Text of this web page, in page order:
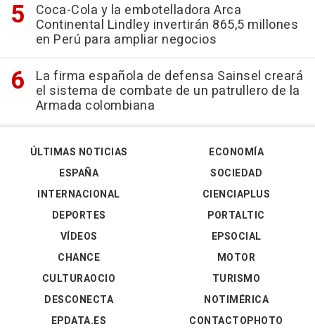
Coca-Cola y la embotelladora Arca
Continental Lindley invertirán 865,5 millones
en Perú para ampliar negocios
La firma española de defensa Sainsel creará
el sistema de combate de un patrullero de la
Armada colombiana
ÚLTIMAS NOTICIAS
ESPAÑA
INTERNACIONAL
DEPORTES
VÍDEOS
ECONOMÍA
SOCIEDAD
CIENCIAPLUS
PORTALTIC
EPSOCIAL
CHANCE
CULTURAOCIO
DESCONECTA
EPDATA.ES
MOTOR
TURISMO
NOTIMÉRICA
CONTACTOPHOTO